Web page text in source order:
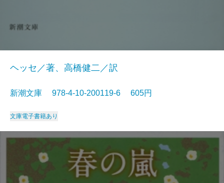
ヘッセ／著、高橋健二／訳
新潮文庫 978-4-10-200119-6 605円
文庫電子書籍あり